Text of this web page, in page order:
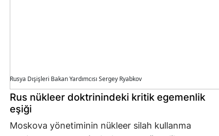
Rusya Dışişleri Bakan Yardımcısı Sergey Ryabkov
Rus nükleer doktrinindeki kritik egemenlik
eşiği
Moskova yönetiminin nükleer silah kullanma